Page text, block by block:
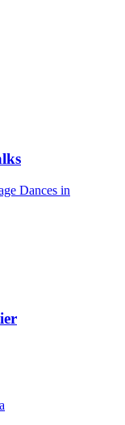
Dances in